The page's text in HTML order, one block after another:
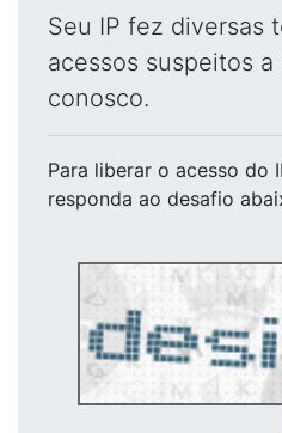
Seu IP fez diversas
acessos suspeitos
conosco.
Para liberar o acesso do
responda ao desafio